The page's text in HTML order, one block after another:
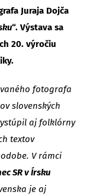
Juraja Dojča
“. Výstava sa
20. výročiu
fotografa
slovenských
aj folklórny
textov
V rámci
SR v Írsku
je aj